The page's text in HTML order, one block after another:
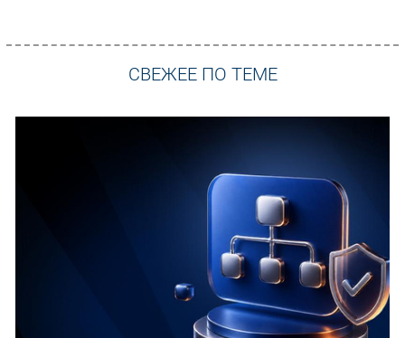
СВЕЖЕЕ ПО ТЕМЕ